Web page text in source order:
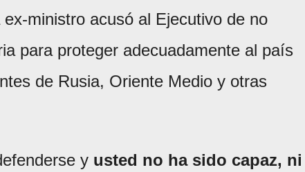
ministro acusó al Ejecutivo de no
para proteger adecuadamente al país
de Rusia, Oriente Medio y otras
y usted no ha sido capaz, ni